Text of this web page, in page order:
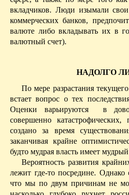
вкладчиков. Люди изымали
коммерческих банков,
валюте либо вкладывать их в
валютный счет).
НАДОЛГО
По мере разрастания
встает вопрос о тех
Оценки варьируются
в
совершенно
создано за время
заканчивая крайне
будто мудрая власть имеет
Вероятность развития
лежит где-то посредине.
что мы по двум причинам не